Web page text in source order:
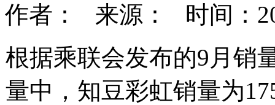
作者： 来源： 时间：
根据乘联会发布的9月销
量中，知豆彩虹销量为